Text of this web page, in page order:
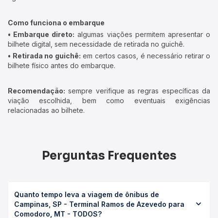
Como funciona o embarque
• Embarque direto: algumas viações permitem apresentar o
bilhete digital, sem necessidade de retirada no guichê.
• Retirada no guichê: em certos casos, é necessário retirar o
bilhete físico antes do embarque.
Recomendação: sempre verifique as regras específicas da
viação escolhida, bem como eventuais exigências
relacionadas ao bilhete.
Perguntas Frequentes
Quanto tempo leva a viagem de ônibus de
Campinas, SP - Terminal Ramos de Azevedo para
Comodoro, MT - TODOS?